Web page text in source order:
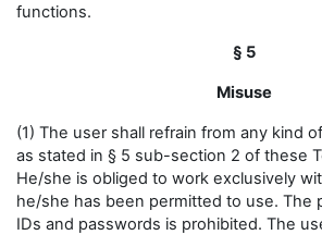
functions.
§ 5
Misuse
(1) The user shall refrain from any kind
as stated in § 5 sub-section 2 of these
He/she is obliged to work exclusively
he/she has been permitted to use. The
IDs and passwords is prohibited. The